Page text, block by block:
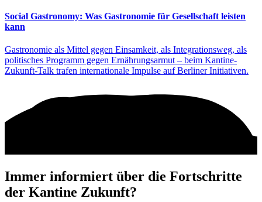
Social Gastronomy: Was Gastronomie für Gesellschaft leisten
kann
Gastronomie als Mittel gegen Einsamkeit, als Integrationsweg, als
politisches Programm gegen Ernährungsarmut – beim Kantine-
Zukunft-Talk trafen internationale Impulse auf Berliner Initiativen.
Immer informiert über die Fortschritte
der Kantine Zukunft?